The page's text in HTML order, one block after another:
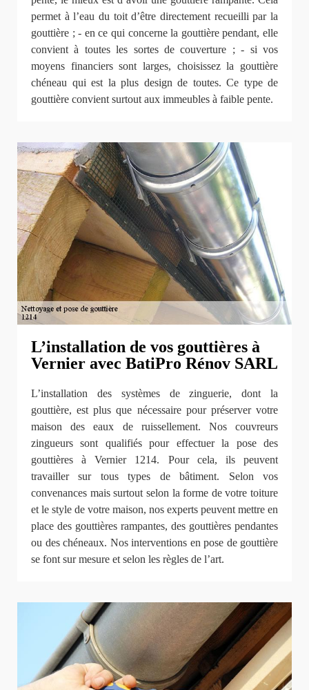
permet à l’eau du toit d’être directement recueilli par la
gouttière ; - en ce qui concerne la gouttière pendant, elle
convient à toutes les sortes de couverture ; - si vos
moyens financiers sont larges, choisissez la gouttière
chéneau qui est la plus design de toutes. Ce type de
gouttière convient surtout aux immeubles à faible pente.
L’installation de vos gouttières à
Vernier avec BatiPro Rénov SARL
L’installation des systèmes de zinguerie, dont la
gouttière, est plus que nécessaire pour préserver votre
maison des eaux de ruissellement. Nos couvreurs
zingueurs sont qualifiés pour effectuer la pose des
gouttières à Vernier 1214. Pour cela, ils peuvent
travailler sur tous types de bâtiment. Selon vos
convenances mais surtout selon la forme de votre toiture
et le style de votre maison, nos experts peuvent mettre en
place des gouttières rampantes, des gouttières pendantes
ou des chéneaux. Nos interventions en pose de gouttière
se font sur mesure et selon les règles de l’art.